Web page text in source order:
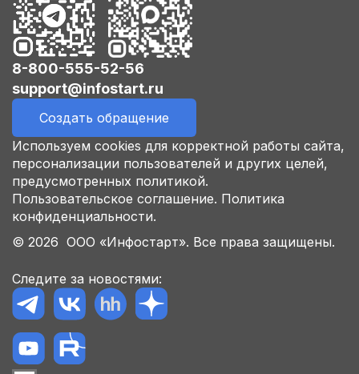
8-800-555-52-56
support@infostart.ru
Создать обращение
Используем cookies для корректной работы сайта,
персонализации пользователей и других целей,
предусмотренных политикой.
Пользовательское соглашение. Политика
конфиденциальности.
© 2026 ООО «Инфостарт». Все права защищены.
Следите за новостями: